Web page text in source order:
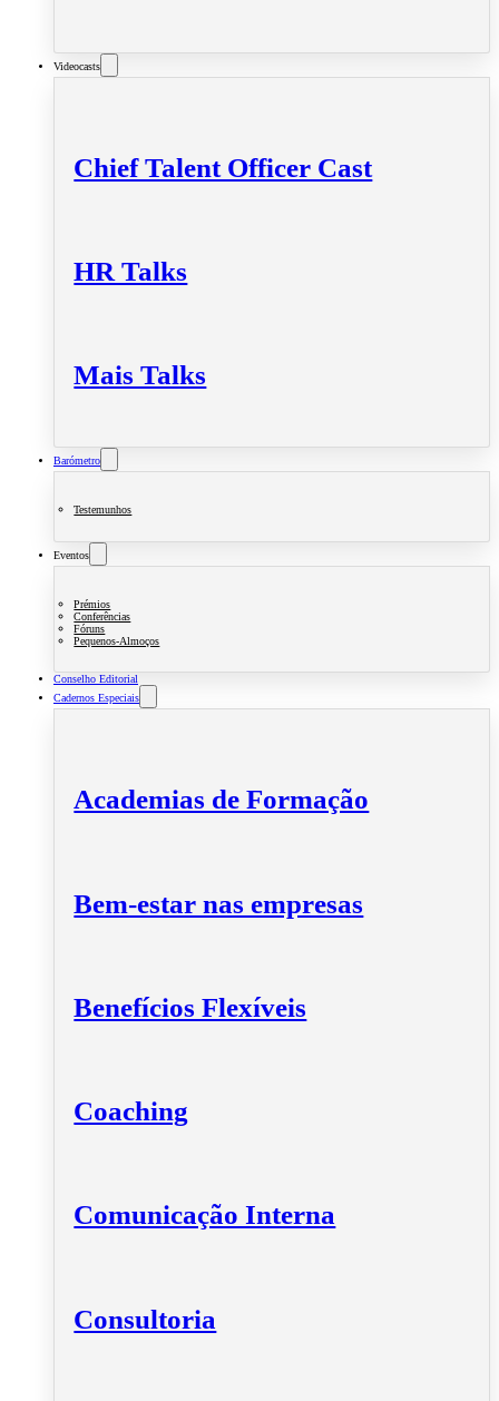
Videocasts
Chief Talent Officer Cast
HR Talks
Mais Talks
Barómetro
Testemunhos
Eventos
Prémios
Conferências
Fóruns
Pequenos-Almoços
Conselho Editorial
Cadernos Especiais
Academias de Formação
Bem-estar nas empresas
Benefícios Flexíveis
Coaching
Comunicação Interna
Consultoria